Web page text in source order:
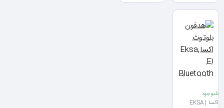
ناموجود
اکسا | EKSA